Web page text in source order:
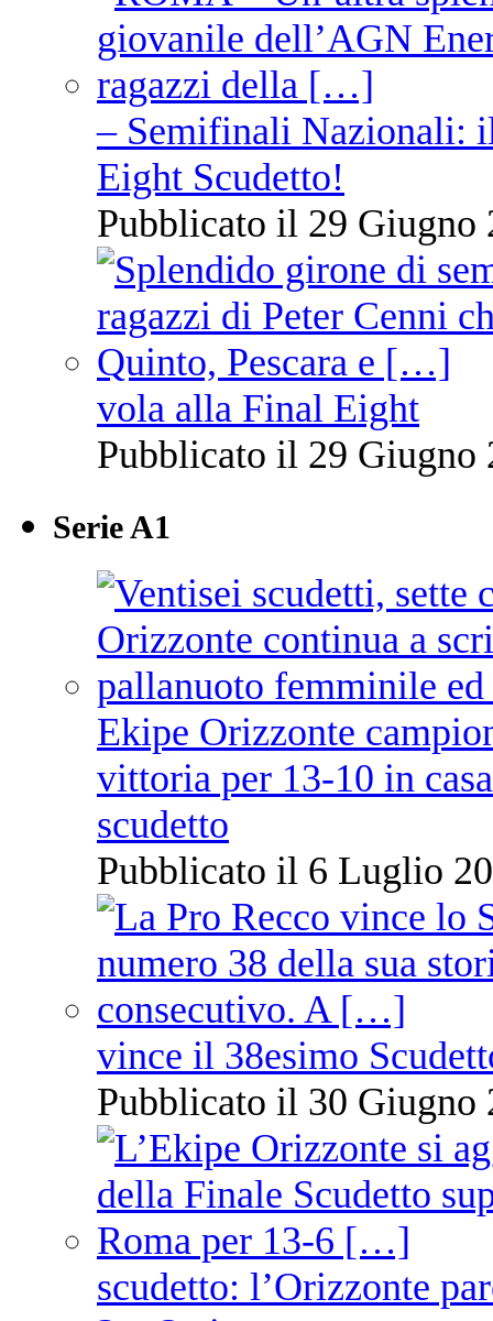
– Semifinali Nazionali:
Eight Scudetto!
Pubblicato il 29 Giugno
vola alla Final Eight
Pubblicato il 29 Giugno
Serie A1
Ekipe Orizzonte
vittoria per 13-10 in
scudetto
Pubblicato il 6 Luglio
vince il 38esimo
Pubblicato il 30 Giugno
scudetto: l’Orizzonte